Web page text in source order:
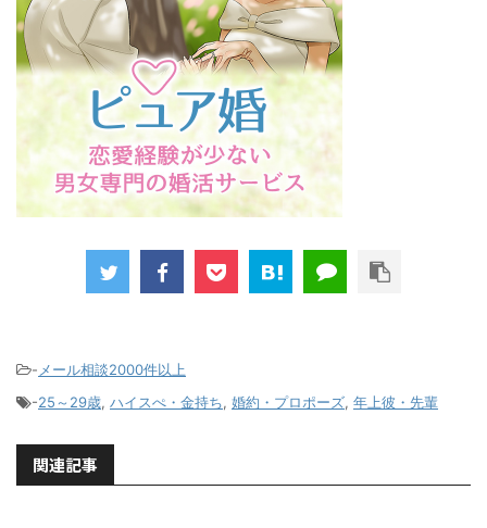
- メール相談2000件以上
-25～29歳, ハイスぺ・金持ち, 婚約・プロポーズ, 年上彼・先輩
関連記事